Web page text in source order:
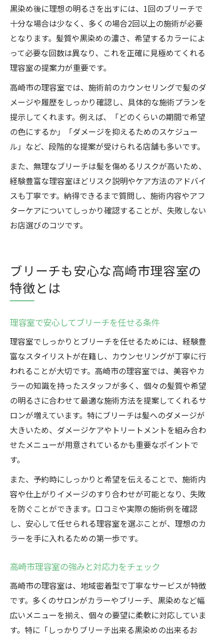
黒染め後に理想の明るさを出すには、1回のブリーチで
十分な場合は少なく、多くの場合2回以上の施術が必要
となります。髪質や黒染めの濃さ、希望するカラーによ
って必要な回数は異なり、これを正確に見極めてくれる
理容室の提案力が重要です。
高崎市の理容室では、施術前のカウンセリングで髪のダ
メージや履歴をしっかり確認し、具体的な施術プランを
提示してくれます。例えば、「どのくらいの期間で希望
の色にするか」「ダメージを抑えるためのスケジュー
ル」など、段階的な提案が受けられる店舗も多いです。
また、無理なブリーチは髪を傷めるリスクが高いため、
経験豊富な理容室ほどリスク説明やケア方法のアドバイ
スも丁寧です。納得できるまで質問し、施術内容やアフ
ターケアについてしっかり確認することが、失敗しない
お店選びのコツです。
ブリーチも安心な高崎市理容室の
特徴とは
理容室で安心してブリーチを任せる条件
理容室でしっかりとブリーチを任せるためには、経験豊
富なスタイリストが在籍し、カウンセリングが丁寧に行
われることが大切です。高崎市の理容室では、美容やカ
ラーの知識を持ったスタッフが多く、個々の髪質や希望
の明るさに合わせて最適な施術方法を提案してくれるサ
ロンが増えています。特にブリーチは髪へのダメージが
大きいため、ダメージケアやトリートメントを組み合わ
せたメニューが用意されているかも重要なポイントで
す。
また、予約時にしっかりと希望を伝えることで、施術内
容や仕上がりイメージのすり合わせが可能となり、失敗
を防ぐことができます。口コミや実際の施術例を確認
し、安心して任せられる理容室を選ぶことが、理想のカ
ラーを手に入れるための第一歩です。
高崎市理容室の強みと対応力をチェック
高崎市の理容室は、地域密着型で丁寧なサービスが特徴
です。多くのサロンがカラーやブリーチ、黒染めなど幅
広いメニューを揃え、個々の要望に柔軟に対応していま
す。特に「しっかりブリーチ出来る黒染めの出来るお